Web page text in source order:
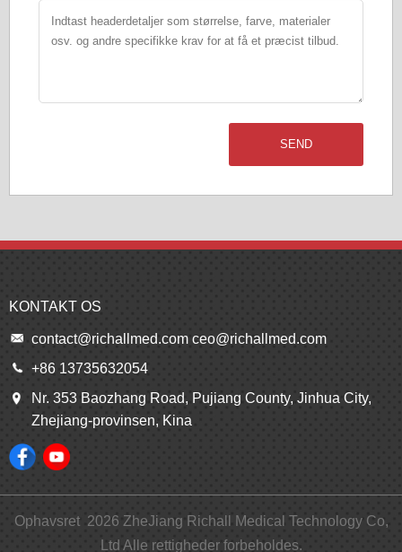
SEND
KONTAKT OS
contact@richallmed.com ceo@richallmed.com
+86 13735632054
Nr. 353 Baozhang Road, Pujiang County, Jinhua City,
Zhejiang-provinsen, Kina
Ophavsret 2026 ZheJiang Richall Medical Technology Co,
Ltd Alle rettigheder forbeholdes.